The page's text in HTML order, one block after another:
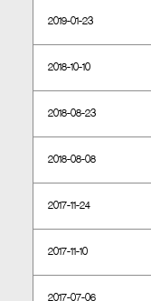
2019-01-23
2018-10-10
2018-08-23
2018-08-08
2017-11-24
2017-11-10
2017-07-06